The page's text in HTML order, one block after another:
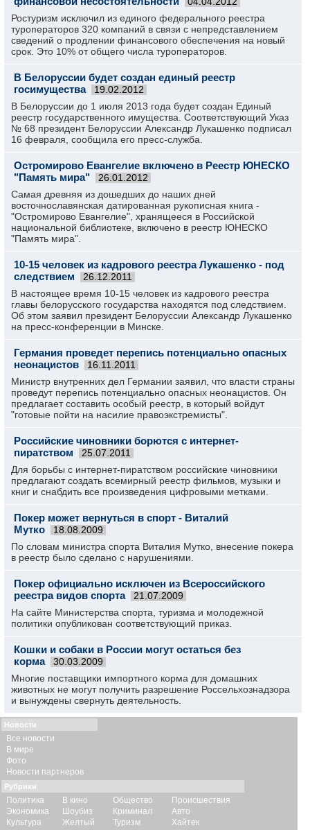
Ростуризм исключил из единого федерального реестра
туроператоров 320 компаний в связи с непредставлением
сведений о продлении финансового обеспечения на новый
срок. Это 10% от общего числа туроператоров.
В Белоруссии будет создан единый реестр
госимущества
19.02.2012
В Белоруссии до 1 июля 2013 года будет создан Единый
реестр государственного имущества. Соответствующий Указ
№ 68 президент Белоруссии Александр Лукашенко подписал
16 февраля, сообщила его пресс-служба.
Остромирово Евангелие включено в Реестр ЮНЕСКО
"Память мира"
26.01.2012
Самая древняя из дошедших до наших дней
восточнославянская датированная рукописная книга -
"Остромирово Евангелие", хранящееся в Российской
национальной библиотеке, включено в реестр ЮНЕСКО
"Память мира".
10-15 человек из кадрового реестра Лукашенко - под
следствием
26.12.2011
В настоящее время 10-15 человек из кадрового реестра
главы белорусского государства находятся под следствием.
Об этом заявил президент Белоруссии Александр Лукашенко
на пресс-конференции в Минске.
Германия проведет перепись потенциально опасных
неонацистов
16.11.2011
Министр внутренних дел Германии заявил, что власти страны
проведут перепись потенциально опасных неонацистов. Он
предлагает составить особый реестр, в который войдут
"готовые пойти на насилие правоэкстремисты".
Российские чиновники борются с интернет-
пиратством
25.07.2011
Для борьбы с интернет-пиратством российские чиновники
предлагают создать всемирный реестр фильмов, музыки и
книг и снабдить все произведения цифровыми метками.
Покер может вернуться в спорт - Виталий
Мутко
18.08.2009
По словам министра спорта Виталия Мутко, внесение покера
в реестр было сделано с нарушениями.
Покер официально исключен из Всероссийского
реестра видов спорта
21.07.2009
На сайте Министерства спорта, туризма и молодежной
политики опубликован соответствующий приказ.
Кошки и собаки в России могут остаться без
корма
30.03.2009
Многие поставщики импортного корма для домашних
животных не могут получить разрешение Россельхознадзора
и вынуждены свернуть деятельность.
Новости
Все новости
В мире
Фото
Новости партнеров
Рубрики
Политика
Экономика
Культура
В кино
Шоубиз
Желтый
Общество
Криминал
Туризм
Происшествия
Авто
Хайтек